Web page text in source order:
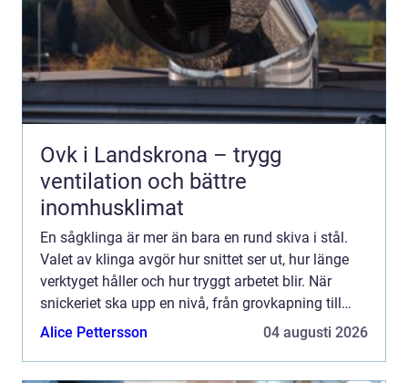
Ovk i Landskrona – trygg
ventilation och bättre
inomhusklimat
En sågklinga är mer än bara en rund skiva i stål.
Valet av klinga avgör hur snittet ser ut, hur länge
verktyget håller och hur tryggt arbetet blir. När
snickeriet ska upp en nivå, från grovkapning till
finsnickeri, är klingan ofta den första komponen...
Alice Pettersson 04 augusti 2026